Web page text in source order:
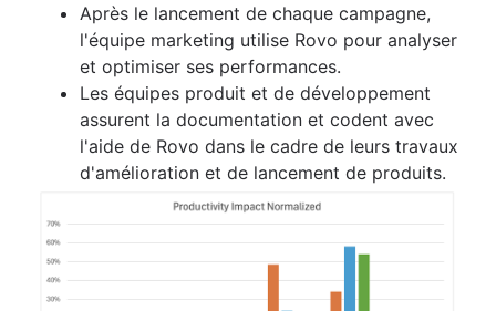
Après le lancement de chaque campagne,
l'équipe marketing utilise Rovo pour analyser
et optimiser ses performances.
Les équipes produit et de développement
assurent la documentation et codent avec
l'aide de Rovo dans le cadre de leurs travaux
d'amélioration et de lancement de produits.